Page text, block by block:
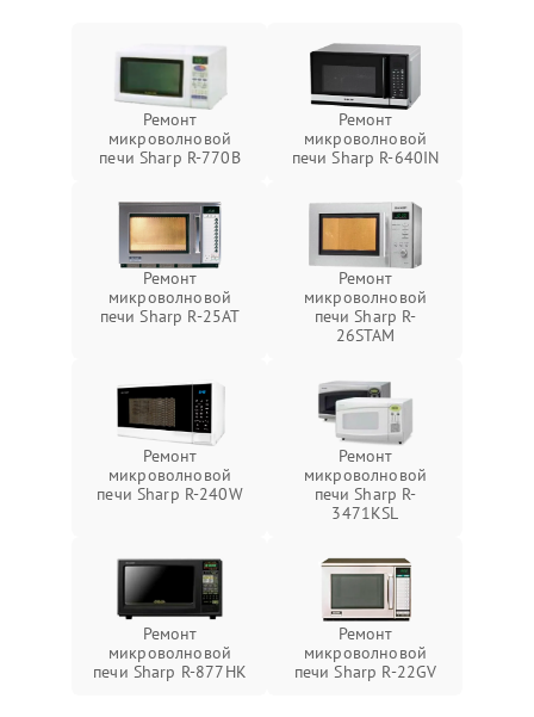
Ремонт
микроволновой
печи Sharp R-770B
Ремонт
микроволновой
печи Sharp R-640IN
Ремонт
микроволновой
печи Sharp R-25AT
Ремонт
микроволновой
печи Sharp R-
26STAM
Ремонт
микроволновой
печи Sharp R-240W
Ремонт
микроволновой
печи Sharp R-
3471KSL
Ремонт
микроволновой
печи Sharp R-877HK
Ремонт
микроволновой
печи Sharp R-22GV